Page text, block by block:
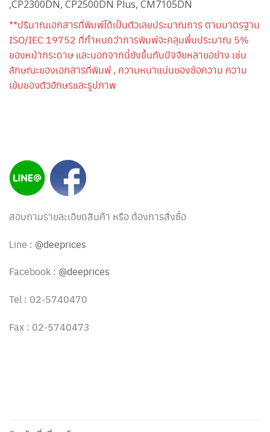
,CP2300DN, CP2500DN Plus, CM7105DN
**ปริมาณเอกสารที่พิมพ์ได้เป็นตัวเลขประมาณการ ตามมาตรฐาน
ISO/IEC 19752 ที่กำหนดว่าการพิมพ์จะคลุมพื้นประมาณ 5%
ของหน้ากระดาษ และนอกจากนี้ยังขึ้นกับปัจจัยหลายอย่าง เช่น
ลักษณะของเอกสารที่พิมพ์ , ความหนาแน่นของข้อความ ความ
เข้มของตัวอักษรและรูปภาพ
สอบถามรายละเอียดสินค้า หรือ ต้องการสั่งซื้อ
Line : @deeprices
Facebook : @deeprices
Tel : 02-5740470
Fax : 02-5740473